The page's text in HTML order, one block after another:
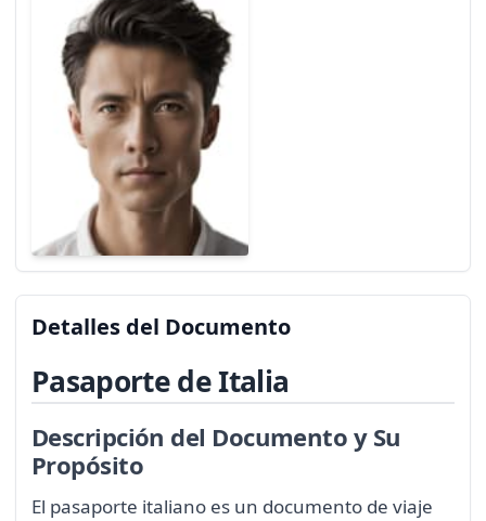
Detalles del Documento
Pasaporte de Italia
Descripción del Documento y Su
Propósito
El pasaporte italiano es un documento de viaje